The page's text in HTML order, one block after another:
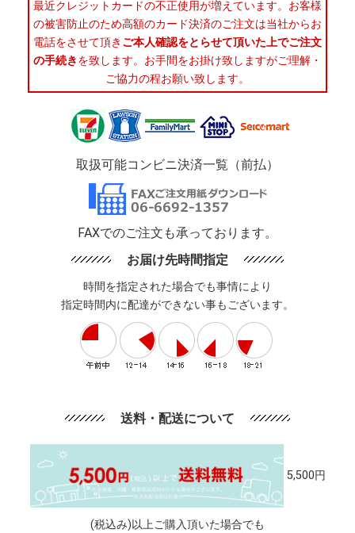
最近クレジットカードの不正使用が増えています。お客様
の被害防止のため高額のカード決済のご注文は当社からお
電話をさせて頂き ご本人確認をとらせて頂いた上でご注文
の手続きを致します。お手間をお掛け致しますがご理解・
ご協力の程お願い致します。
取扱可能コンビニ決済一覧（前払）
FAXでのご注文も承っております。
お届け先時間指定
時間を指定された場合でも事情により
指定時間内に配達ができない事もございます。
送料・配送について
5,500円
(税込み)以上ご購入頂いた場合でも